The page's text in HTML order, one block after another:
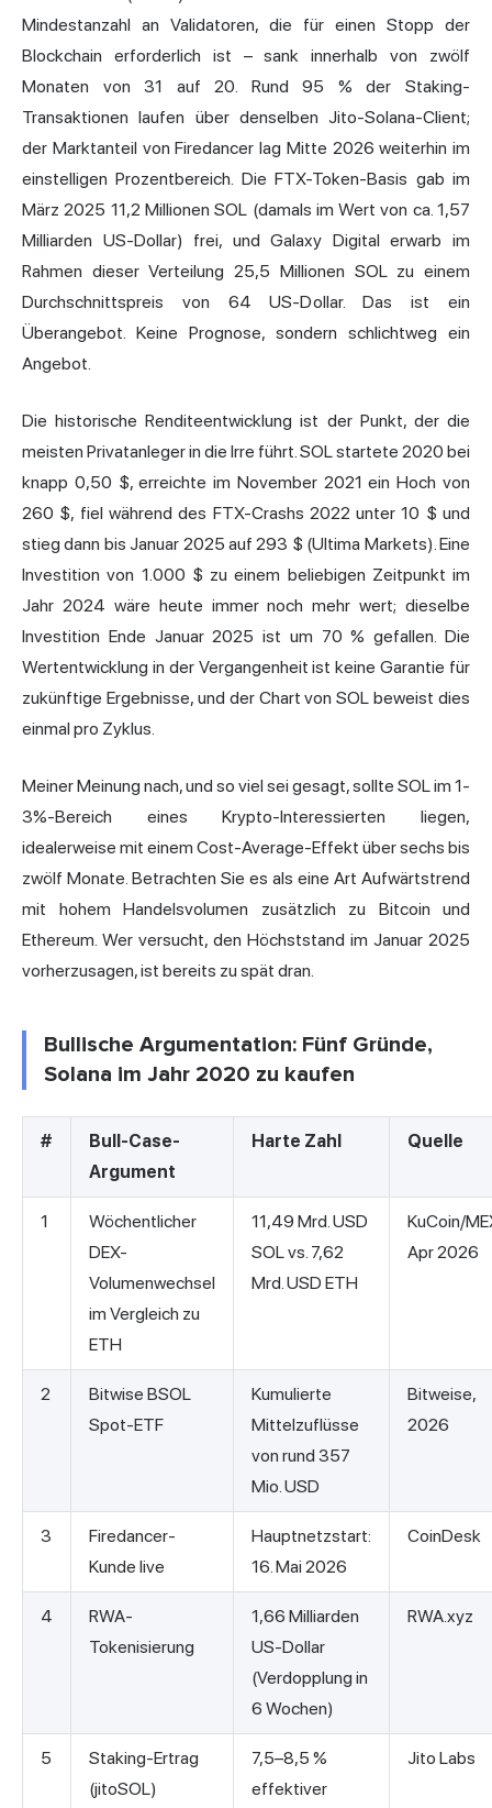
Mindestanzahl an Validatoren, die für einen Stopp der
Blockchain erforderlich ist – sank innerhalb von zwölf
Monaten von 31 auf 20. Rund 95 % der Staking-
Transaktionen laufen über denselben Jito-Solana-Client;
der Marktanteil von Firedancer lag Mitte 2026 weiterhin im
einstelligen Prozentbereich. Die FTX-Token-Basis gab im
März 2025 11,2 Millionen SOL (damals im Wert von ca. 1,57
Milliarden US-Dollar) frei, und Galaxy Digital erwarb im
Rahmen dieser Verteilung 25,5 Millionen SOL zu einem
Durchschnittspreis von 64 US-Dollar. Das ist ein
Überangebot. Keine Prognose, sondern schlichtweg ein
Angebot.
Die historische Renditeentwicklung ist der Punkt, der die
meisten Privatanleger in die Irre führt. SOL startete 2020 bei
knapp 0,50 $, erreichte im November 2021 ein Hoch von
260 $, fiel während des FTX-Crashs 2022 unter 10 $ und
stieg dann bis Januar 2025 auf 293 $ (Ultima Markets). Eine
Investition von 1.000 $ zu einem beliebigen Zeitpunkt im
Jahr 2024 wäre heute immer noch mehr wert; dieselbe
Investition Ende Januar 2025 ist um 70 % gefallen. Die
Wertentwicklung in der Vergangenheit ist keine Garantie für
zukünftige Ergebnisse, und der Chart von SOL beweist dies
einmal pro Zyklus.
Meiner Meinung nach, und so viel sei gesagt, sollte SOL im 1-
3%-Bereich eines Krypto-Interessierten liegen,
idealerweise mit einem Cost-Average-Effekt über sechs bis
zwölf Monate. Betrachten Sie es als eine Art Aufwärtstrend
mit hohem Handelsvolumen zusätzlich zu Bitcoin und
Ethereum. Wer versucht, den Höchststand im Januar 2025
vorherzusagen, ist bereits zu spät dran.
Bullische Argumentation: Fünf Gründe,
Solana im Jahr 2020 zu kaufen
#
Bull-Case-
Argument
Harte Zahl Quelle
1
Wöchentlicher
DEX-
Volumenwechsel
im Vergleich zu
ETH
11,49 Mrd. USD
SOL vs. 7,62
Mrd. USD ETH
KuCoin/
Apr 2026
2
Bitwise BSOL
Spot-ETF
Kumulierte
Mittelzuflüsse
von rund 357
Mio. USD
Bitweise,
2026
3
Firedancer-
Kunde live
Hauptnetzstart:
16. Mai 2026
CoinDesk
4
RWA-
Tokenisierung
1,66 Milliarden
US-Dollar
(Verdopplung in
6 Wochen)
RWA.xyz
5
Staking-Ertrag
(jitoSOL)
7,5–8,5 %
effektiver
Jito Labs